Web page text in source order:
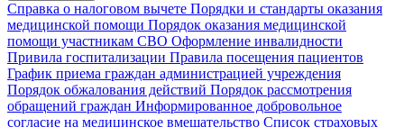
Справка о налоговом вычете Порядки и стандарты оказания
медицинской помощи Порядок оказания медицинской
помощи участникам СВО Оформление инвалидности
Привила госпитализации Правила посещения пациентов
График приема граждан администрацией учреждения
Порядок обжалования действий Порядок рассмотрения
обращений граждан Информированное добровольное
согласие на медицинское вмешательство Список страховых